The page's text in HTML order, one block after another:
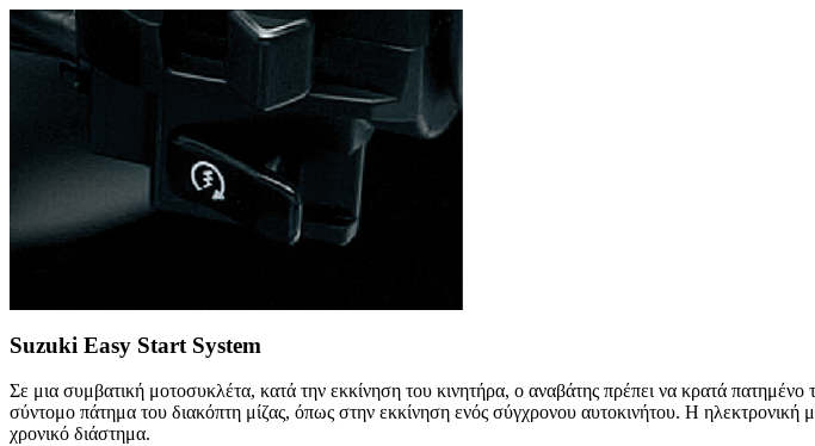
Suzuki Easy Start System
Σε μια συμβατική μοτοσυκλέτα, κατά την εκκίνηση του κινητήρα, ο αναβάτης πρέπει να κρατά
σύντομο πάτημα του διακόπτη μίζας, όπως στην εκκίνηση ενός σύγχρονου αυτοκινήτου. Η ηλεκτρονική
χρονικό διάστημα.